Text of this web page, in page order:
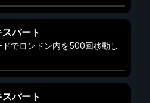
パート
ドでロンドン内を500回移動し
パート